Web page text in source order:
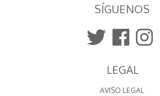
SÍGUENOS
LEGAL
AVISO LEGAL